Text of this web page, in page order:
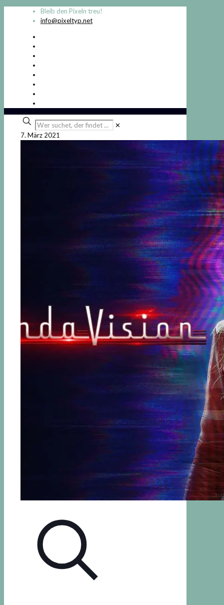
Bleib den Pixeln treu!
info@pixeltyp.net
Wer
suchet,
der
✕
7. März 2021